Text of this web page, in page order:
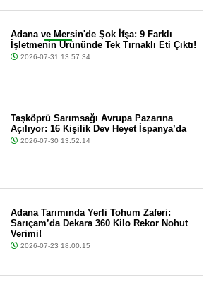
Adana ve Mersin'de Şok İfşa: 9 Farklı
İşletmenin Ürününde Tek Tırnaklı Eti Çıktı!
2026-07-31 13:57:34
Taşköprü Sarımsağı Avrupa Pazarına
Açılıyor: 16 Kişilik Dev Heyet İspanya’da
2026-07-30 13:52:14
Adana Tarımında Yerli Tohum Zaferi:
Sarıçam’da Dekara 360 Kilo Rekor Nohut
Verimi!
2026-07-23 18:00:15